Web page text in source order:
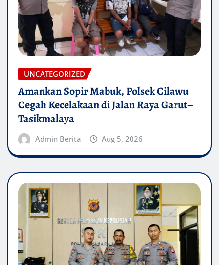
UNCATEGORIZED
Amankan Sopir Mabuk, Polsek Cilawu
Cegah Kecelakaan di Jalan Raya Garut–
Tasikmalaya
Admin Berita Aug 5, 2026